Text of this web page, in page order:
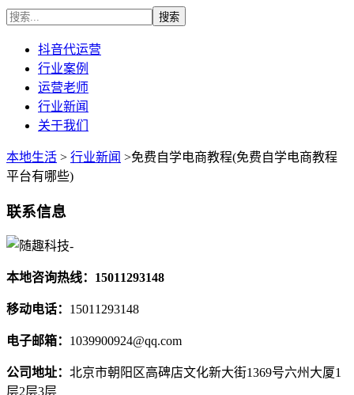
抖音代运营
行业案例
运营老师
行业新闻
关于我们
本地生活 > 行业新闻 >免费自学电商教程(免费自学电商教程
平台有哪些)
联系信息
本地咨询热线：15011293148
移动电话： 15011293148
电子邮箱： 1039900924@qq.com
公司地址： 北京市朝阳区高碑店文化新大街1369号六州大厦1
层2层3层